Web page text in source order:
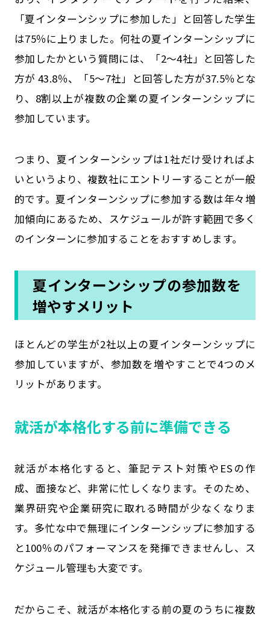
「夏インターンシップに参加した」と回答した学生
は75％に上りました。何社の夏インターンシップに
参加したかという質問には、「2～4社」と回答した
方が 43.8％、「5～7社」と回答した方が37.5％とな
り、8割以上が複数の企業の夏インターンシップに
参加しています。
つまり、夏インターンシップは1社だけ受ければよ
いというより、複数社にエントリーすることが一般
的です。夏インターンシップに参加する数は年々増
加傾向にあるため、スケジュールが許す範囲で多く
のインターンに参加することをおすすめします。
夏インターンシップの参加数を
増やすメリット
ほとんどの学生が2社以上の夏インターンシップに
参加していますが、参加数を増やすことで4つのメ
リットがあります。
就活が本格化する前に準備できる
就活が本格化すると、筆記テスト対策やESの作
成、面接など、非常に忙しくなります。そのため、
業界研究や企業研究に取れる時間が少なくなりま
す。多忙な中で無理にインターンシップに参加する
と100％のパフォーマンスを発揮できませんし、ス
ケジュール管理も大変です。
だからこそ、就活が本格化する前の夏のうちに複数